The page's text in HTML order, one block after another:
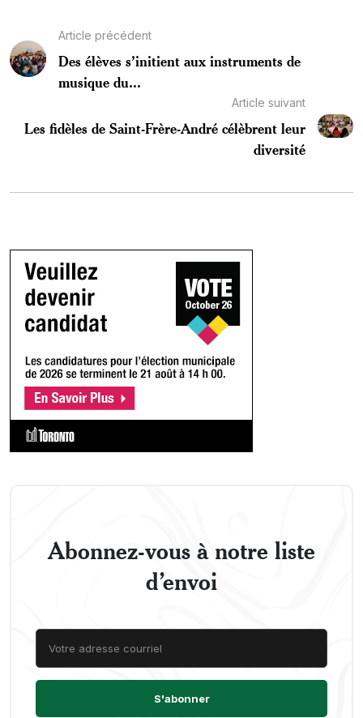
Article précédent
Des élèves s’initient aux instruments de
musique du...
Article suivant
Les fidèles de Saint-Frère-André célèbrent leur
diversité
Abonnez-vous à notre liste
d’envoi